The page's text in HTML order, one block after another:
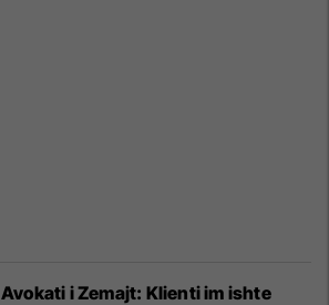
Avokati i Zemajt: Klienti im ishte